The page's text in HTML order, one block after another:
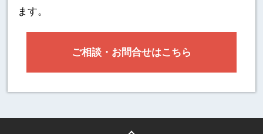
ます。
ご相談・お問合せはこちら